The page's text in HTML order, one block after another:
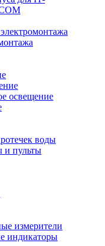
освещение
воды
и пульты
измерители
индикаторы